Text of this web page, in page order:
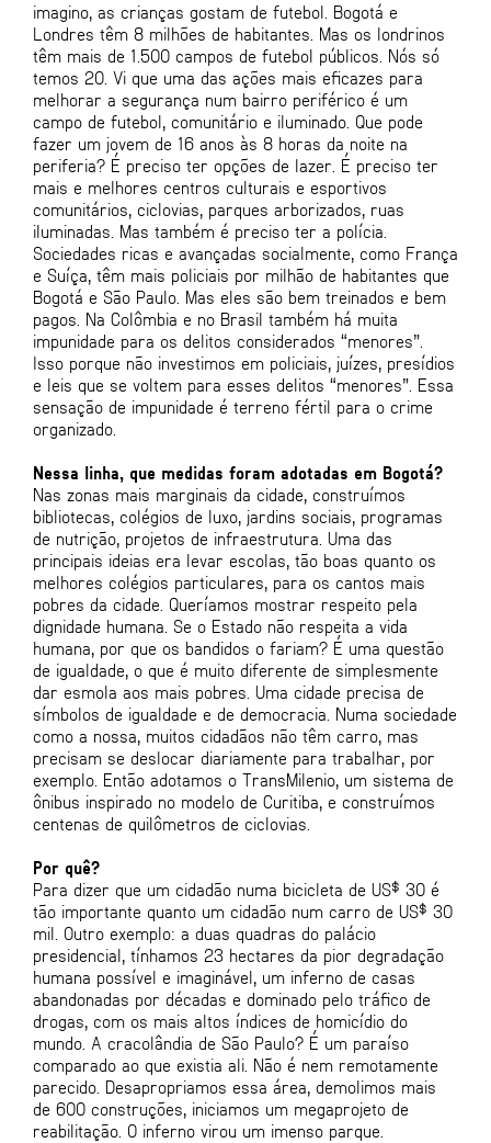
imagino, as crianças gostam de futebol. Bogotá e
Londres têm 8 milhões de habitantes. Mas os londrinos
têm mais de 1.500 campos de futebol públicos. Nós só
temos 20. Vi que uma das ações mais eficazes para
melhorar a segurança num bairro periférico é um
campo de futebol, comunitário e iluminado. Que pode
fazer um jovem de 16 anos às 8 horas da noite na
periferia? É preciso ter opções de lazer. É preciso ter
mais e melhores centros culturais e esportivos
comunitários, ciclovias, parques arborizados, ruas
iluminadas. Mas também é preciso ter a polícia.
Sociedades ricas e avançadas socialmente, como França
e Suíça, têm mais policiais por milhão de habitantes que
Bogotá e São Paulo. Mas eles são bem treinados e bem
pagos. Na Colômbia e no Brasil também há muita
impunidade para os delitos considerados “menores”.
Isso porque não investimos em policiais, juízes, presídios
e leis que se voltem para esses delitos “menores”. Essa
sensação de impunidade é terreno fértil para o crime
organizado.
Nessa linha, que medidas foram adotadas em Bogotá?
Nas zonas mais marginais da cidade, construímos
bibliotecas, colégios de luxo, jardins sociais, programas
de nutrição, projetos de infraestrutura. Uma das
principais ideias era levar escolas, tão boas quanto os
melhores colégios particulares, para os cantos mais
pobres da cidade. Queríamos mostrar respeito pela
dignidade humana. Se o Estado não respeita a vida
humana, por que os bandidos o fariam? É uma questão
de igualdade, o que é muito diferente de simplesmente
dar esmola aos mais pobres. Uma cidade precisa de
símbolos de igualdade e de democracia. Numa sociedade
como a nossa, muitos cidadãos não têm carro, mas
precisam se deslocar diariamente para trabalhar, por
exemplo. Então adotamos o TransMilenio, um sistema de
ônibus inspirado no modelo de Curitiba, e construímos
centenas de quilômetros de ciclovias.
Por quê?
Para dizer que um cidadão numa bicicleta de US$ 30 é
tão importante quanto um cidadão num carro de US$ 30
mil. Outro exemplo: a duas quadras do palácio
presidencial, tínhamos 23 hectares da pior degradação
humana possível e imaginável, um inferno de casas
abandonadas por décadas e dominado pelo tráfico de
drogas, com os mais altos índices de homicídio do
mundo. A cracolândia de São Paulo? É um paraíso
comparado ao que existia ali. Não é nem remotamente
parecido. Desapropriamos essa área, demolimos mais
de 600 construções, iniciamos um megaprojeto de
reabilitação. O inferno virou um imenso parque.